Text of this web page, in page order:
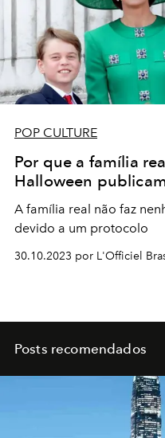
POP CULTURE
Por que a família
Halloween
A família real não faz
devido a um protocolo
30.10.2023 por L'Officiel
Posts recomendados